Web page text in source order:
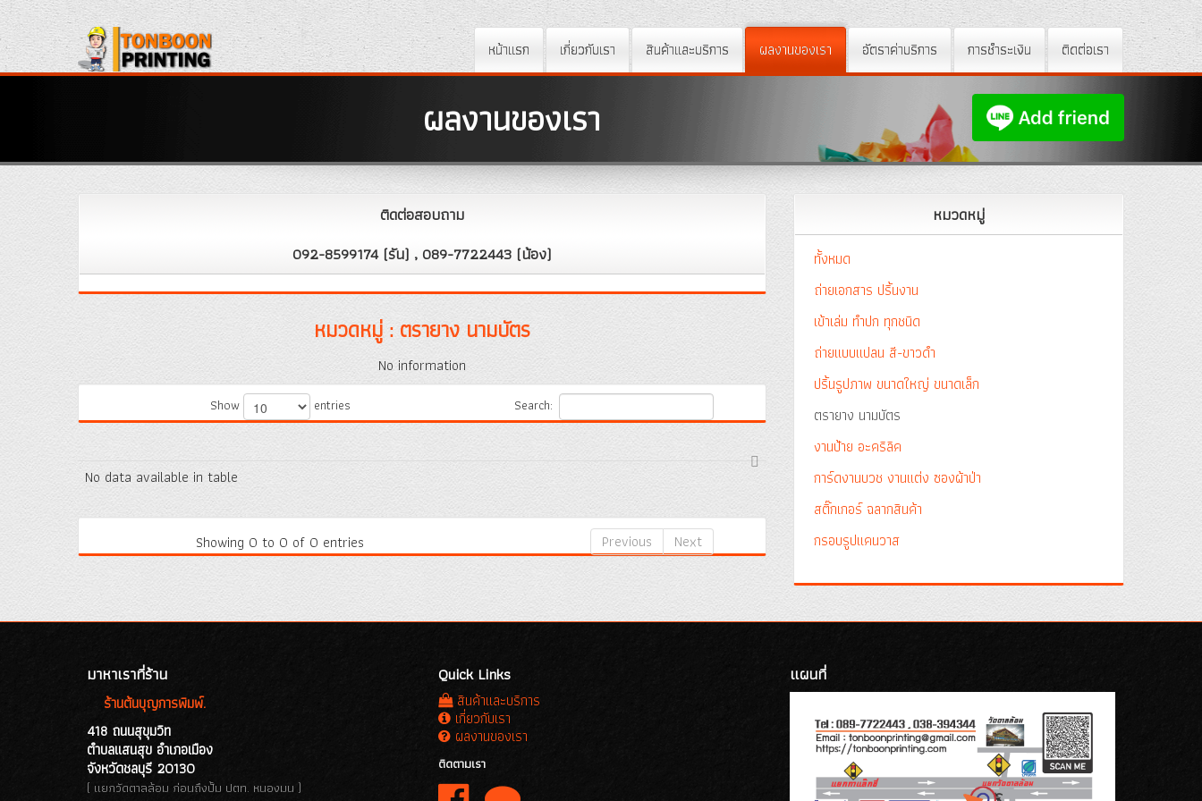
หน้าแรก เกี่ยวกับเรา สินค้าและบริการ ผลงานของเรา อัตราค่าบริการ การชำระเงิน ติดต่อเรา
ผลงานของเรา
ติดต่อสอบถาม
092-8599174 (รัน) , 089-7722443 (น้อง)
หมวดหมู่ : ตรายาง นามบัตร
No information
Show entries Search:
No data available in table
Showing 0 to 0 of 0 entries Previous Next
หมวดหมู่
ทั้งหมด
ถ่ายเอกสาร ปริ้นงาน
เข้าเล่ม ทำปก ทุกชนิด
ถ่ายแบบแปลน สี-ขาวดำ
ปริ้นรูปภาพ ขนาดใหญ่ ขนาดเล็ก
ตรายาง นามบัตร
งานป้าย อะคริลิค
การ์ดงานบวช งานแต่ง ซองผ้าป่า
สติ๊กเกอร์ ฉลากสินค้า
กรอบรูปแคนวาส
มาหาเราที่ร้าน
ร้านต้นบุญการพิมพ์.
418 ถนนสุขุมวิท
ตำบลแสนสุข อำเภอเมือง
จังหวัดชลบุรี 20130
( แยกวัดตาลล้อม ก่อนถึงปั้ม ปตท. หนองมน )
Quick Links
สินค้าและบริการ
เกี่ยวกับเรา
ผลงานของเรา
ติดตามเรา
แผนที่